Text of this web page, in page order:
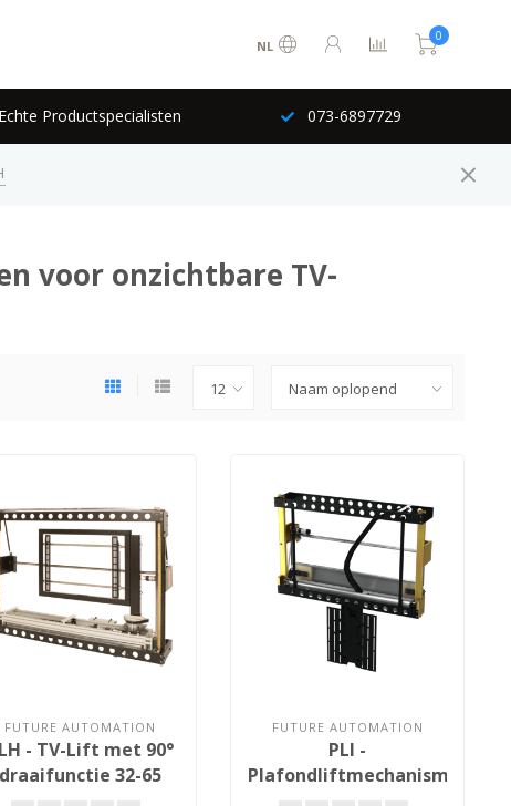
NL
0
Echte Productspecialisten 073-6897729
voor onzichtbare TV-
FUTURE AUTOMATION
- TV-Lift met 90°
draaifunctie 32-65
FUTURE AUTOMATION
PLI -
Plafondliftmechanisme